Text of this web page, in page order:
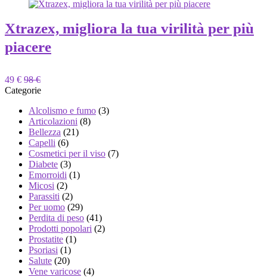
Xtrazex, migliora la tua virilità per più
piacere
49 € 98 €
Categorie
Alcolismo e fumo (3)
Articolazioni (8)
Bellezza (21)
Capelli (6)
Cosmetici per il viso (7)
Diabete (3)
Emorroidi (1)
Micosi (2)
Parassiti (2)
Per uomo (29)
Perdita di peso (41)
Prodotti popolari (2)
Prostatite (1)
Psoriasi (1)
Salute (20)
Vene varicose (4)